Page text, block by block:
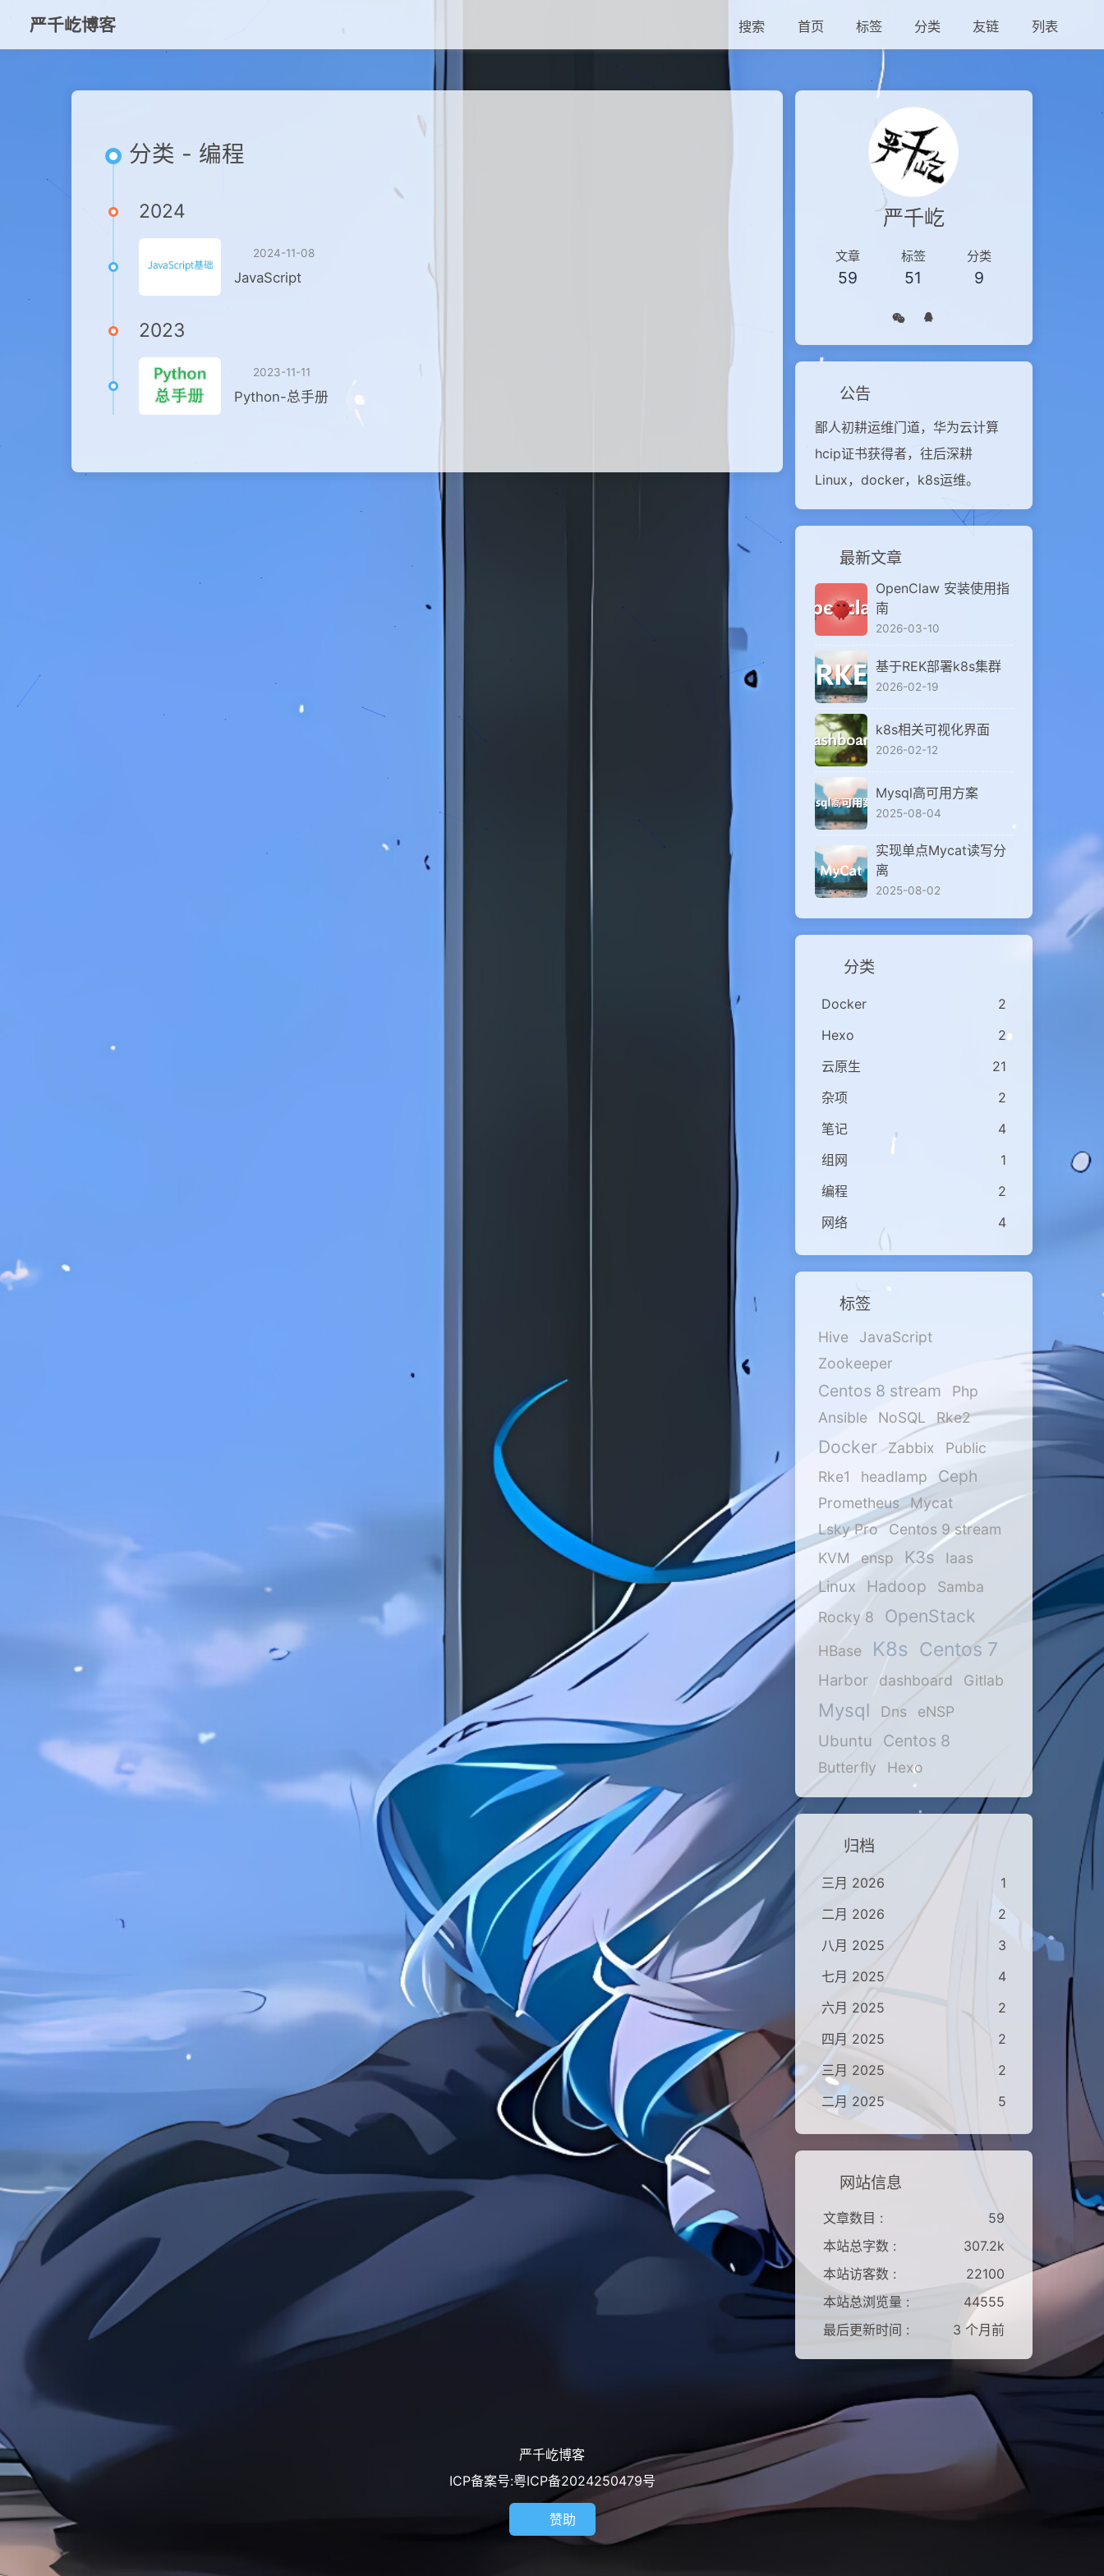
严千屹博客 搜索 首页 标签 分类 友链 列表
分类 - 编程
2024
2024-11-08
JavaScript
2023
2023-11-11
Python-总手册
严千屹
文章
59
标签
51
分类
9
公告
鄙人初耕运维门道，华为云计算
hcip证书获得者，往后深耕
Linux，docker，k8s运维。
最新文章
OpenClaw 安装使用指
南
2026-03-10
基于REK部署k8s集群
2026-02-19
k8s相关可视化界面
2026-02-12
Mysql高可用方案
2025-08-04
实现单点Mycat读写分
离
2025-08-02
分类
Docker
2
Hexo
2
云原生
21
杂项
2
笔记
4
组网
1
编程
2
网络
4
标签
Hive
JavaScript
Zookeeper
Centos 8 stream
Php
Ansible
NoSQL Rke2
Docker Zabbix
Public
Rke1
headlamp Ceph
Prometheus
Mycat
Lsky Pro
Centos 9 stream
KVM
ensp K3s Iaas
Linux Hadoop
Samba
Rocky 8
OpenStack
HBase K8s Centos 7
Harbor dashboard Gitlab
Mysql Dns eNSP
Ubuntu Centos 8
Butterfly Hexo
归档
三月 2026
1
二月 2026
2
八月 2025
3
七月 2025
4
六月 2025
2
四月 2025
2
三月 2025
2
二月 2025
5
网站信息
文章数目 :
59
本站总字数 :
307.2k
本站访客数 :
22100
本站总浏览量 :
44555
最后更新时间 :
3 个月前
严千屹博客
ICP备案号:粤ICP备2024250479号
赞助